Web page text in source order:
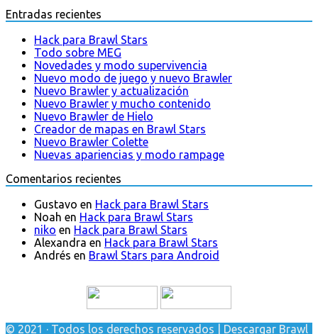
Entradas recientes
Hack para Brawl Stars
Todo sobre MEG
Novedades y modo supervivencia
Nuevo modo de juego y nuevo Brawler
Nuevo Brawler y actualización
Nuevo Brawler y mucho contenido
Nuevo Brawler de Hielo
Creador de mapas en Brawl Stars
Nuevo Brawler Colette
Nuevas apariencias y modo rampage
Comentarios recientes
Gustavo en Hack para Brawl Stars
Noah en Hack para Brawl Stars
niko en Hack para Brawl Stars
Alexandra en Hack para Brawl Stars
Andrés en Brawl Stars para Android
© 2021 · Todos los derechos reservados | Descargar Brawl